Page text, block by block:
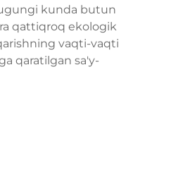
kunda butun
qattiqroq ekologik
vaqti-vaqti
qaratilgan sa'y-